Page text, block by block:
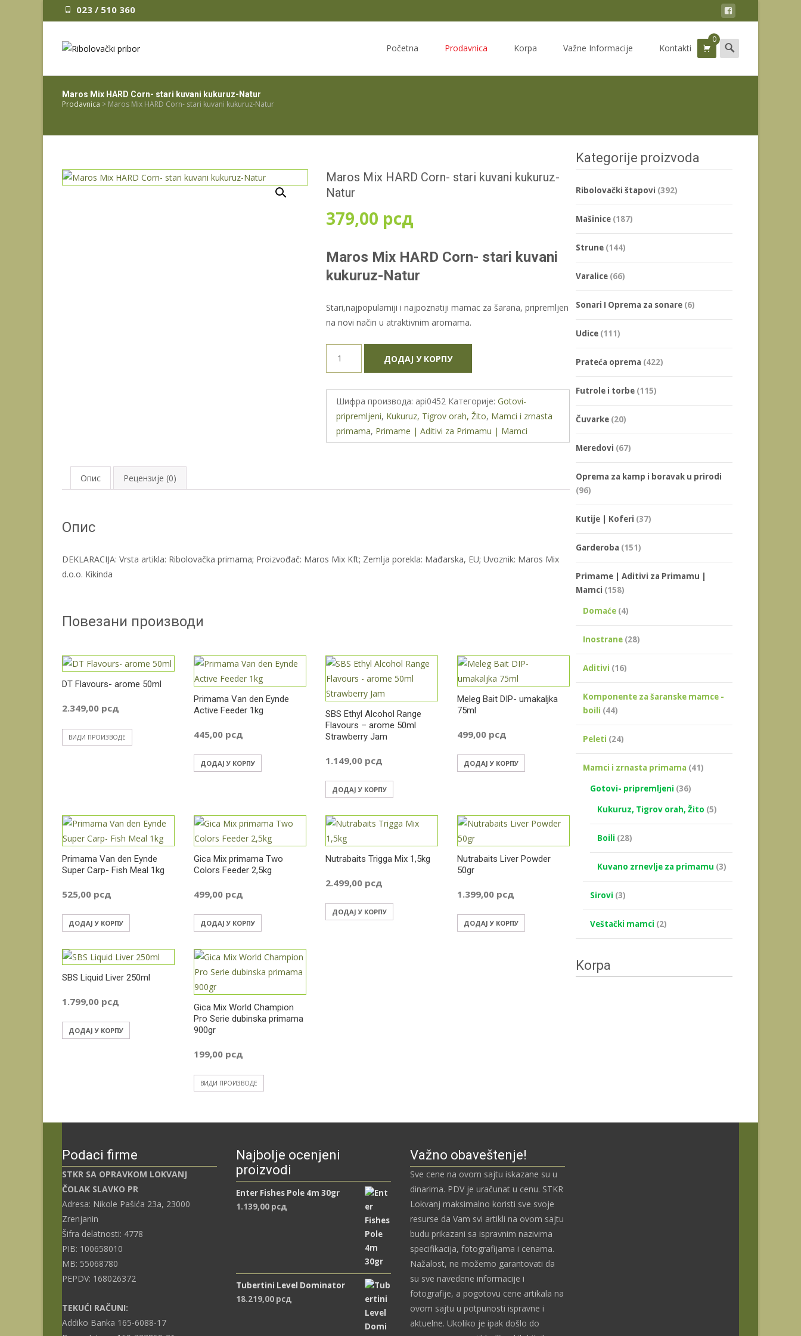
023 / 510 360
Početna Prodavnica Korpa Važne Informacije Kontakti
0 Search
for:
Maros Mix HARD Corn- stari kuvani kukuruz-Natur
Prodavnica > Maros Mix HARD Corn- stari kuvani kukuruz-Natur
Maros Mix HARD Corn- stari kuvani kukuruz-
Natur
379,00 рсд
Maros Mix HARD Corn- stari kuvani
kukuruz-Natur
Stari,najpopularniji i najpoznatiji mamac za šarana, pripremljen
na novi način u atraktivnim aromama.
Corn-
kuvani
kukuruz-
ДОДАЈ У КОРПУ
Шифра производа: api0452 Категорије:Gotovi-
pripremljeni, Kukuruz, Tigrov orah, Žito, Mamci i zrnasta
primama, Primame | Aditivi za Primamu | Mamci
Опис Рецензије (0)
Опис
DEKLARACIJA: Vrsta artikla: Ribolovačka primama; Proizvođač: Maros Mix Kft; Zemlja porekla: Mađarska, EU; Uvoznik: Maros Mix
d.o.o. Kikinda
Повезани производи
DT Flavours- arome 50ml
2.349,00 рсд
ВИДИ ПРОИЗВОДЕ
Primama Van den Eynde
Active Feeder 1kg
445,00 рсд
ДОДАЈ У КОРПУ
SBS Ethyl Alcohol Range
Flavours – arome 50ml
Strawberry Jam
1.149,00 рсд
ДОДАЈ У КОРПУ
Meleg Bait DIP- umakaljka
75ml
499,00 рсд
ДОДАЈ У КОРПУ
Primama Van den Eynde
Super Carp- Fish Meal 1kg
525,00 рсд
ДОДАЈ У КОРПУ
Gica Mix primama Two
Colors Feeder 2,5kg
499,00 рсд
ДОДАЈ У КОРПУ
Nutrabaits Trigga Mix 1,5kg
2.499,00 рсд
ДОДАЈ У КОРПУ
Nutrabaits Liver Powder
50gr
1.399,00 рсд
ДОДАЈ У КОРПУ
SBS Liquid Liver 250ml
1.799,00 рсд
ДОДАЈ У КОРПУ
Gica Mix World Champion
Pro Serie dubinska primama
900gr
199,00 рсд
ВИДИ ПРОИЗВОДЕ
Kategorije proizvoda
Ribolovački štapovi (392)
Mašinice (187)
Strune (144)
Varalice (66)
Sonari I Oprema za sonare (6)
Udice (111)
Prateća oprema (422)
Futrole i torbe (115)
Čuvarke (20)
Meredovi (67)
Oprema za kamp i boravak u prirodi
(96)
Kutije | Koferi (37)
Garderoba (151)
Primame | Aditivi za Primamu |
Mamci (158)
Domaće (4)
Inostrane (28)
Aditivi (16)
Komponente za šaranske mamce -
boili (44)
Peleti (24)
Mamci i zrnasta primama (41)
Gotovi- pripremljeni (36)
Kukuruz, Tigrov orah, Žito (5)
Boili (28)
Kuvano zrnevlje za primamu (3)
Sirovi (3)
Veštački mamci (2)
Korpa
Podaci firme
STKR SA OPRAVKOM LOKVANJ
ČOLAK SLAVKO PR
Adresa: Nikole Pašića 23a, 23000
Zrenjanin
Šifra delatnosti: 4778
PIB: 100658010
MB: 55068780
PEPDV: 168026372
TEKUĆI RAČUNI:
Addiko Banka 165-6088-17
Najbolje ocenjeni
proizvodi
Enter Fishes Pole 4m 30gr
1.139,00 рсд
Tubertini Level Dominator
18.219,00 рсд
Važno obaveštenje!
Sve cene na ovom sajtu iskazane su u
dinarima. PDV je uračunat u cenu. STKR
Lokvanj maksimalno koristi sve svoje
resurse da Vam svi artikli na ovom sajtu
budu prikazani sa ispravnim nazivima
specifikacija, fotografijama i cenama.
Nažalost, ne možemo garantovati da
su sve navedene informacije i
fotografije, a pogotovu cene artikala na
ovom sajtu u potpunosti ispravne i
aktuelne. Ukoliko je ipak došlo do